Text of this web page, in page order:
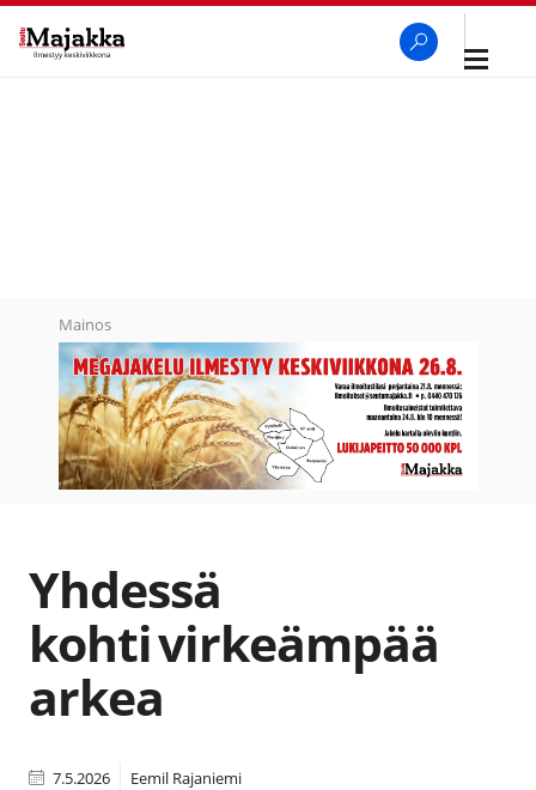
Avaa
Mainos
Yhdessä
kohti virkeämpää
arkea
7.5.2026 Eemil Rajaniemi